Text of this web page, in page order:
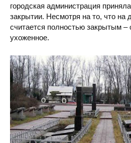
городская администрация
закрытии. Несмотря на то, что на
считается полностью закрытым –
ухоженное.